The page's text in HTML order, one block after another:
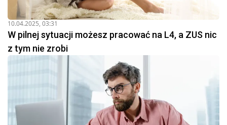
10.04.2025, 03:31
W pilnej sytuacji możesz pracować na L4, a ZUS nic
z tym nie zrobi